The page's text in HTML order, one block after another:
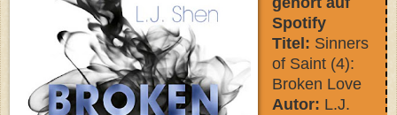
Spotify
Titel: Sinners
of Saint (4):
Broken Love
Autor: L.J.